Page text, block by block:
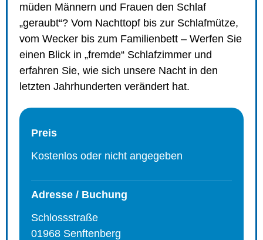
müden Männern und Frauen den Schlaf
„geraubt“? Vom Nachttopf bis zur Schlafmütze,
vom Wecker bis zum Familienbett – Werfen Sie
einen Blick in „fremde“ Schlafzimmer und
erfahren Sie, wie sich unsere Nacht in den
letzten Jahrhunderten verändert hat.
Preis
Kostenlos oder nicht angegeben
Adresse / Buchung
Schlossstraße
01968 Senftenberg